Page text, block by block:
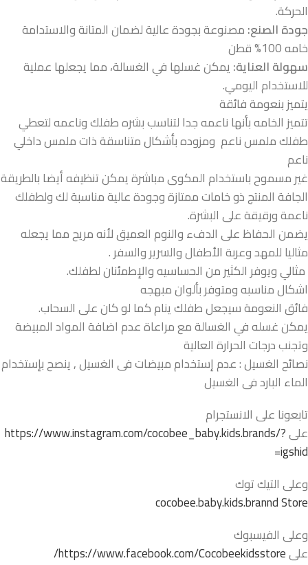
الحركة.
جودة الصنع:مصنوعة بجودة عالية لضمان المتانة والاستدامة
خامه 100% قطن
سهولة العناية:يمكن غسلها في الغسالة، مما يجعلها عملية
للاستخدام اليومي.
يتميز بنعومة فائقة
تتميز الخامه بأنها ناعمه جدا لتناسب بشره طفلك وناعمه لتعطي
طفلك ملمس ناعم ومزوده بأشكال متناسقة ذات ملمس داخلي
ناعم
غير مسموح باستخدام المكوى مباشرة يمكن تنظيفه أيضا بالطريقة
الجافة المنتج ذو خامات ممتازة وجودة عالية مناسبة لك ولطفلك
ناعمة ورقيقة على البشرة.
يضمن الحفاظ على الدفء والنوم العميق لأنه مريح مما يجعله
مثاليا للمهد وعربة الأطفال والسرير والسفر .
مثالي ويوفر الكثير من الحساسيه والإطمئنان لطفلك.
اشكال مناسبه ومتوفر بألوان مبهجه
فائق النعومة سيجعل طفلك ينام كما لو كان على السحاب.
يمكن غسله في الغسالة مع مراعاة عدم اضافة المواد المبيضة
وتجنب درجات الحرارة العالية
نصائح الغسيل : عدم إستخدام مبيضات فى الغسيل , ينصح بإستخدام
الماء البارد فى الغسيل
تابعونا على الانستجرام
علىhttps://www.instagram.com/cocobee_baby.kids.brands/?
igshid=
وعلى التيك توك
cocobee.baby.kids.brannd Store
وعلى الفيسبوك
علىhttps://www.facebook.com/Cocobeekidsstore/